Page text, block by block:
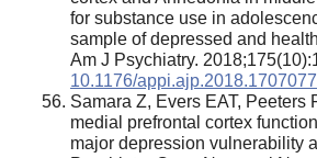
for substance use in
sample of depressed and
Am J Psychiatry.
10.1176/
Samara Z, Evers EAT, Peeters
medial prefrontal cortex
major depression vulnerability